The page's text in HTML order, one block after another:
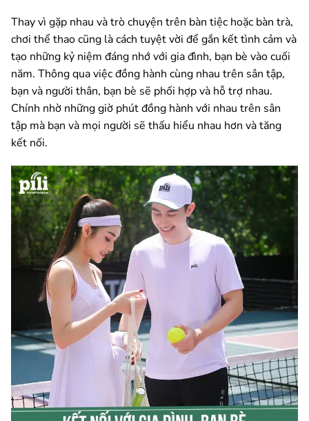
Thay vì gặp nhau và trò chuyện trên bàn tiệc hoặc bàn trà,
chơi thể thao cũng là cách tuyệt vời để gắn kết tình cảm và
tạo những kỷ niệm đáng nhớ với gia đình, bạn bè vào cuối
năm. Thông qua việc đồng hành cùng nhau trên sân tập,
bạn và người thân, bạn bè sẽ phối hợp và hỗ trợ nhau.
Chính nhờ những giờ phút đồng hành với nhau trên sân
tập mà bạn và mọi người sẽ thấu hiểu nhau hơn và tăng
kết nối.